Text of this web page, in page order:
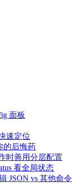
面板
速定位
的后悔药
时善用分层配置
看全局状态
JSON vs 其他命令